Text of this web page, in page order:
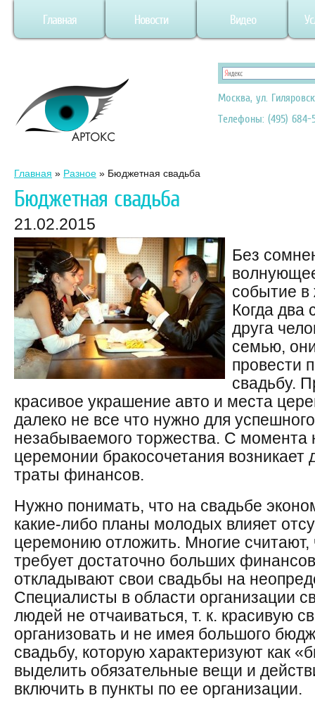
Главная Новости Видео
Москва, ул.
Телефоны: (495) 684-
Главная » Разное » Бюджетная свадьба
Бюджетная свадьба
21.02.2015
Без
событие в
Когда два
друга
семью,
провести
свадьбу.
красивое украшение авто и места
далеко не все что нужно для
незабываемого торжества. С момента
церемонии бракосочетания возникает
траты финансов.
Нужно понимать, что на свадьбе
какие-либо планы молодых влияет
церемонию отложить. Многие считают,
требует достаточно больших
откладывают свои свадьбы на
Специалисты в области организации
людей не отчаиваться, т. к. красивую
организовать и не имея большого
свадьбу, которую характеризуют как
выделить обязательные вещи и
включить в пункты по ее организации.